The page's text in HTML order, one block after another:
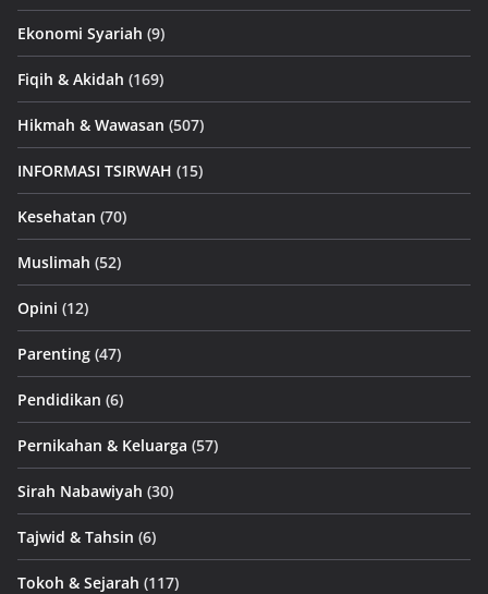
Ekonomi Syariah (9)
Fiqih & Akidah (169)
Hikmah & Wawasan (507)
INFORMASI TSIRWAH (15)
Kesehatan (70)
Muslimah (52)
Opini (12)
Parenting (47)
Pendidikan (6)
Pernikahan & Keluarga (57)
Sirah Nabawiyah (30)
Tajwid & Tahsin (6)
Tokoh & Sejarah (117)